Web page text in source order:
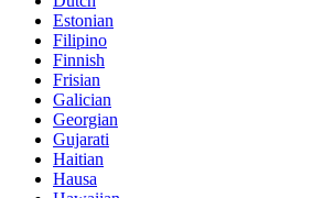
Estonian
Filipino
Finnish
Frisian
Galician
Georgian
Gujarati
Haitian
Hausa